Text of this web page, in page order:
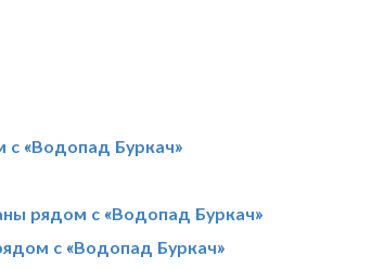
с «Водопад Буркач»
рядом с «Водопад Буркач»
с «Водопад Буркач»